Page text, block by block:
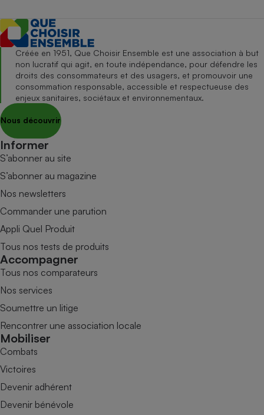
Créée en 1951, Que Choisir Ensemble est une association à but
non lucratif qui agit, en toute indépendance, pour défendre les
droits des consommateurs et des usagers, et promouvoir une
consommation responsable, accessible et respectueuse des
enjeux sanitaires, sociétaux et environnementaux.
Nous découvrir
Informer
S’abonner au site
S’abonner au magazine
Nos newsletters
Commander une parution
Appli Quel Produit
Tous nos tests de produits
Accompagner
Tous nos comparateurs
Nos services
Soumettre un litige
Rencontrer une association locale
Mobiliser
Combats
Victoires
Devenir adhérent
Devenir bénévole